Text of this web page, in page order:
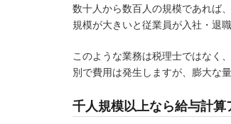
数十人から数百人の規模であれば
規模が大きいと従業員が入社・退
このような業務は税理士ではなく
別で費用は発生しますが、膨大な
千人規模以上なら給与計